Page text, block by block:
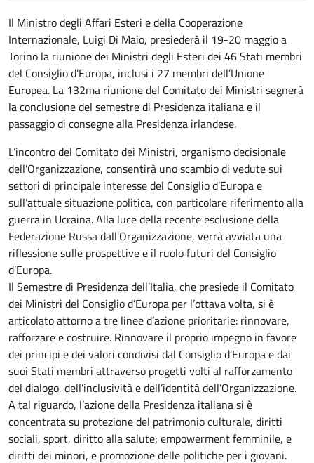
Il Ministro degli Affari Esteri e della Cooperazione
Internazionale, Luigi Di Maio, presiederà il 19-20 maggio a
Torino la riunione dei Ministri degli Esteri dei 46 Stati membri
del Consiglio d’Europa, inclusi i 27 membri dell’Unione
Europea. La 132ma riunione del Comitato dei Ministri segnerà
la conclusione del semestre di Presidenza italiana e il
passaggio di consegne alla Presidenza irlandese.
L’incontro del Comitato dei Ministri, organismo decisionale
dell’Organizzazione, consentirà uno scambio di vedute sui
settori di principale interesse del Consiglio d’Europa e
sull’attuale situazione politica, con particolare riferimento alla
guerra in Ucraina. Alla luce della recente esclusione della
Federazione Russa dall’Organizzazione, verrà avviata una
riflessione sulle prospettive e il ruolo futuri del Consiglio
d’Europa.
Il Semestre di Presidenza dell’Italia, che presiede il Comitato
dei Ministri del Consiglio d’Europa per l’ottava volta, si è
articolato attorno a tre linee d’azione prioritarie: rinnovare,
rafforzare e costruire. Rinnovare il proprio impegno in favore
dei principi e dei valori condivisi dal Consiglio d’Europa e dai
suoi Stati membri attraverso progetti volti al rafforzamento
del dialogo, dell’inclusività e dell’identità dell’Organizzazione.
A tal riguardo, l’azione della Presidenza italiana si è
concentrata su protezione del patrimonio culturale, diritti
sociali, sport, diritto alla salute; empowerment femminile, e
diritti dei minori, e promozione delle politiche per i giovani.